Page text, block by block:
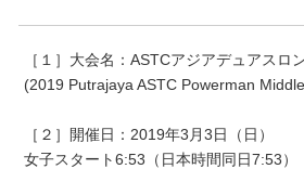
［１］大会名：ASTCアジアデュアス
(2019 Putrajaya ASTC Powerman
［２］開催日：2019年3月3日（日）
女子スタート6:53（日本時間同日7:53）